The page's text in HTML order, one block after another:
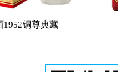
1952铜尊典藏